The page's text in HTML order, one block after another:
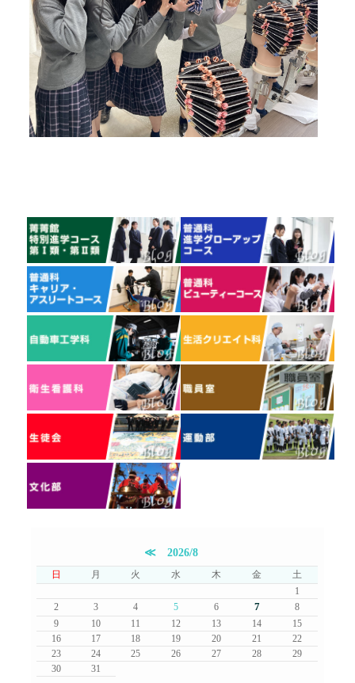
≪ 2026/8
日 月 火 水 木 金
土
1
2
3 4 5 6 7
8
9
10 11 12 13 14
15
16
17 18 19 20 21
22
23
24 25 26 27 28
29
30
31